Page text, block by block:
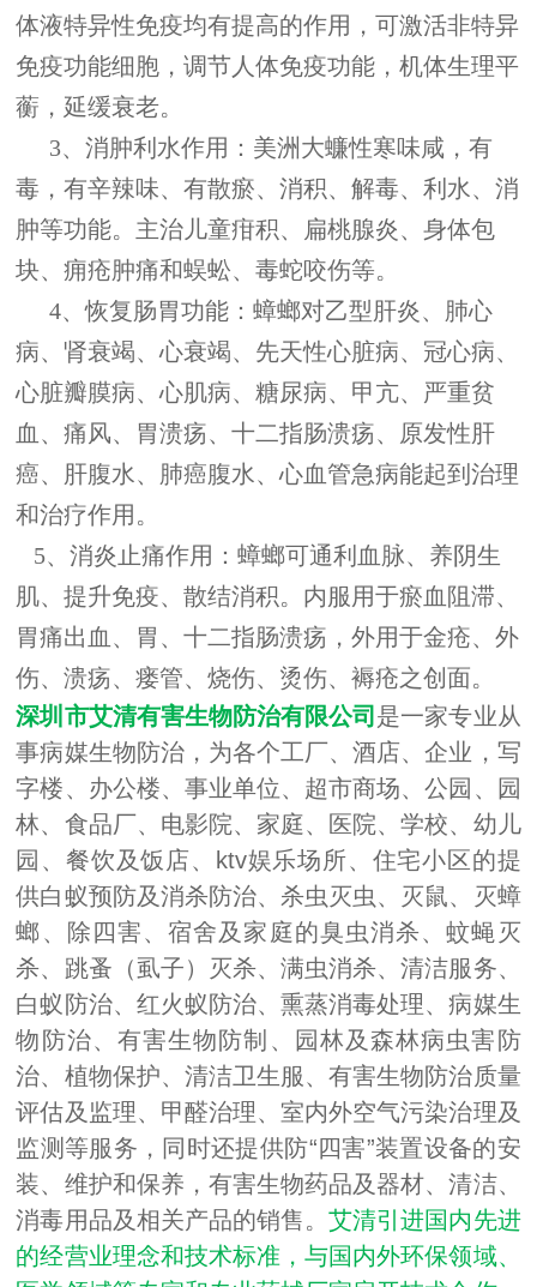
体液特异性免疫均有提高的作用，可激活非特异
免疫功能细胞，调节人体免疫功能，机体生理平
蘅，延缓衰老。
3、消肿利水作用：美洲大蠊性寒味咸，有
毒，有辛辣味、有散瘀、消积、解毒、利水、消
肿等功能。主治儿童疳积、扁桃腺炎、身体包
块、痈疮肿痛和蜈蚣、毒蛇咬伤等。
4、恢复肠胃功能：蟑螂对乙型肝炎、肺心
病、肾衰竭、心衰竭、先天性心脏病、冠心病、
心脏瓣膜病、心肌病、糖尿病、甲亢、严重贫
血、痛风、胃溃疡、十二指肠溃疡、原发性肝
癌、肝腹水、肺癌腹水、心血管急病能起到治理
和治疗作用。
5、消炎止痛作用：蟑螂可通利血脉、养阴生
肌、提升免疫、散结消积。内服用于瘀血阻滞、
胃痛出血、胃、十二指肠溃疡，外用于金疮、外
伤、溃疡、瘘管、烧伤、烫伤、褥疮之创面。
深圳市艾清有害生物防治有限公司 是一家专业从
事病媒生物防治，为各个工厂、酒店、企业，写
字楼、办公楼、事业单位、超市商场、公园、园
林、食品厂、电影院、家庭、医院、学校、幼儿
园、餐饮及饭店、ktv娱乐场所、住宅小区的提
供白蚁预防及消杀防治、杀虫灭虫、灭鼠、灭蟑
螂、除四害、宿舍及家庭的臭虫消杀、蚊蝇灭
杀、跳蚤（虱子）灭杀、满虫消杀、清洁服务、
白蚁防治、红火蚁防治、熏蒸消毒处理、病媒生
物防治、有害生物防制、园林及森林病虫害防
治、植物保护、清洁卫生服、有害生物防治质量
评估及监理、甲醛治理、室内外空气污染治理及
监测等服务，同时还提供防“四害”装置设备的安
装、维护和保养，有害生物药品及器材、清洁、
消毒用品及相关产品的销售。艾清引进国内先进
的经营业理念和技术标准，与国内外环保领域、